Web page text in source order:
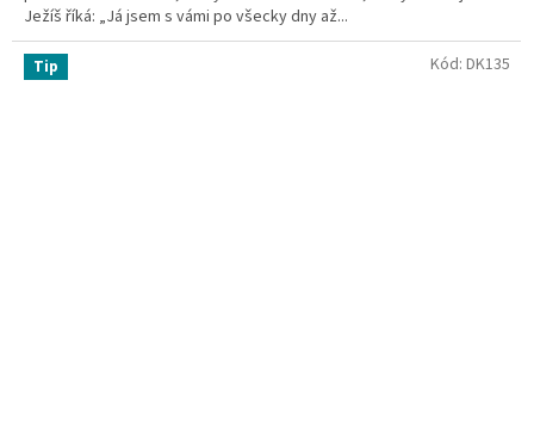
Ježíš říká: „Já jsem s vámi po všecky dny až...
Tip Kód: DK135